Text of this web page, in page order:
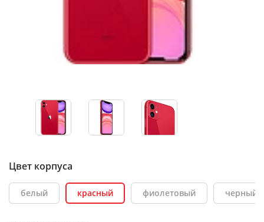
Цвет корпуса
белый красный фиолетовый черный